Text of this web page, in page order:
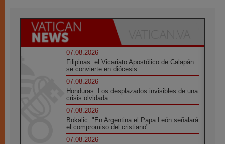
07.08.2026
Filipinas: el Vicariato Apostólico de Calapán
se convierte en diócesis
07.08.2026
Honduras: Los desplazados invisibles de una
crisis olvidada
07.08.2026
Bokalic: "En Argentina el Papa León señalará
el compromiso del cristiano"
07.08.2026